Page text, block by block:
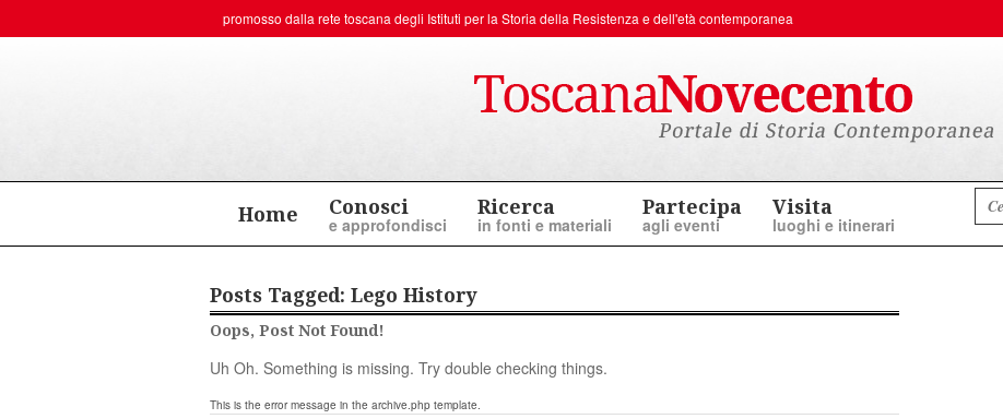
promosso dalla rete toscana degli Istituti per la Storia della Resistenza e dell'età contemporanea
Home Conosci
e approfondisci
Ricerca
in fonti e materiali
Partecipa
agli eventi
Visita
luoghi e itinerari
Posts Tagged: Lego History
Oops, Post Not Found!
Uh Oh. Something is missing. Try double checking things.
This is the error message in the archive.php template.